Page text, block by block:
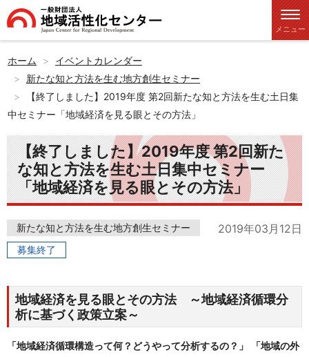
メニュー
ホーム
イベントカレンダー
新たな知と方法を生む地方創生セミナー
【終了しました】2019年度 第2回新たな知と方法を生む土日集
中セミナー「地域経済を見る眼とその方法」
【終了しました】2019年度 第2回新た
な知と方法を生む土日集中セミナー
「地域経済を見る眼とその方法」
新たな知と方法を生む地方創生セミナー
募集終了
2019年03月12日
地域経済を見る眼とその方法 ～地域経済循環分
析に基づく政策立案～
「地域経済循環構造って何？どうやって分析するの？」
「地域の外